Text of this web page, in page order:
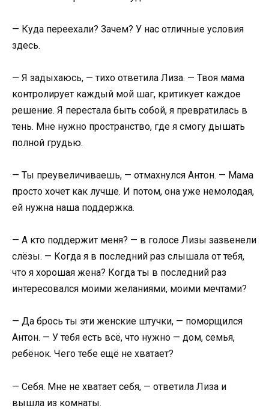
— Куда переехали? Зачем? У нас отличные условия
здесь.
— Я задыхаюсь, — тихо ответила Лиза. — Твоя мама
контролирует каждый мой шаг, критикует каждое
решение. Я перестала быть собой, я превратилась в
тень. Мне нужно пространство, где я смогу дышать
полной грудью.
— Ты преувеличиваешь, — отмахнулся Антон. — Мама
просто хочет как лучше. И потом, она уже немолодая,
ей нужна наша поддержка.
— А кто поддержит меня? — в голосе Лизы зазвенели
слёзы. — Когда я в последний раз слышала от тебя,
что я хорошая жена? Когда ты в последний раз
интересовался моими желаниями, моими мечтами?
— Да брось ты эти женские штучки, — поморщился
Антон. — У тебя есть всё, что нужно — дом, семья,
ребёнок. Чего тебе ещё не хватает?
— Себя. Мне не хватает себя, — ответила Лиза и
вышла из комнаты.